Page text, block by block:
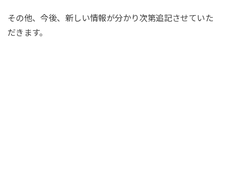
その他、今後、新しい情報が分かり次第追記させていた
だきます。